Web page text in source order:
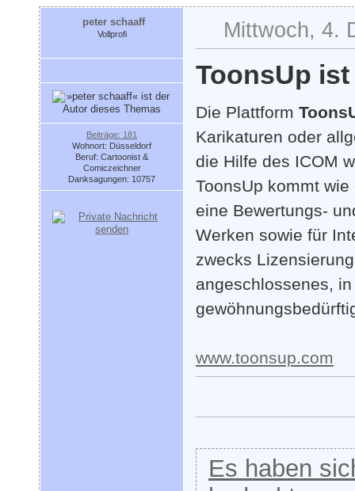
peter schaaff
Vollprofi
Beiträge: 181
Wohnort: Düsseldorf
Beruf: Cartoonist &
Comiczeichner
Danksagungen: 10757
Mittwoch, 4.
ToonsUp
Die Plattform
Karikaturen oder
die Hilfe des ICOM
ToonsUp kommt
eine Bewertungs-
Werken sowie für
zwecks
angeschlossenes,
www.toonsup.com
Es haben